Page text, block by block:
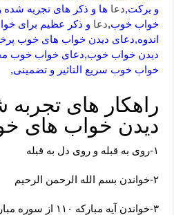
و برکت,دعا ها و ذکر های تجربه شده
خواب خوب,دعا و ذکر عظیم برای
اندوه,دعای دیدن خواب های خوب
دیدن خواب خوب,دعای خواب خوب
خواب خوب سریع التاثیر و تضمینی,
راهکار های
دیدن خواب های
۱-روی به قبله و روی دل به قبله
۲-خواندن بسم الله الرحمن الرحیم
۳-خواندن آیه مبارکه ۱۱۰ از سوره مبارکه کهف (قل انما… )